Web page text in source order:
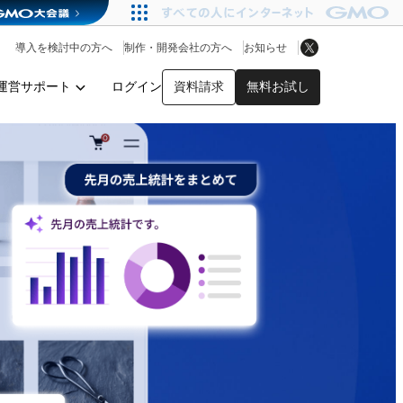
営サポート ログイン 資料請求 無料お試し
導入を検討中の方へ 制作・開発会社の方へ お知らせ
アプリストア